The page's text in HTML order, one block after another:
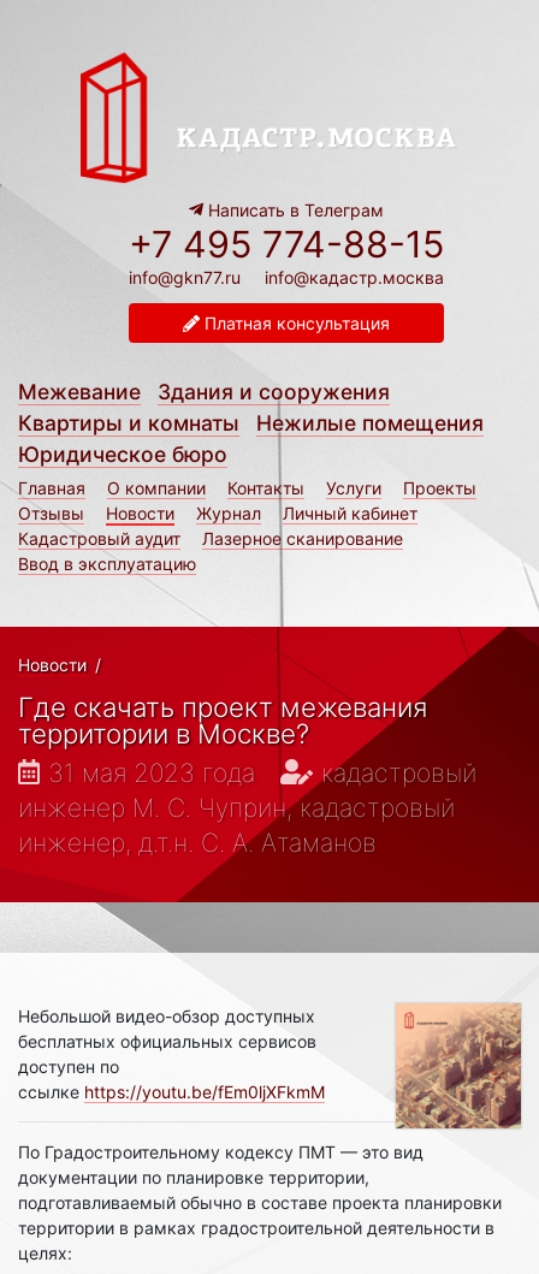
Написать в Телеграм
+7 495 774-88-15
info@gkn77.ru info@кадастр.москва
Платная консультация
Межевание
Здания и сооружения
Квартиры и комнаты
Нежилые помещения
Юридическое бюро
Главная О компании Контакты Услуги
Проекты
Отзывы
Новости Журнал
Личный кабинет
Кадастровый аудит
Лазерное сканирование
Ввод в эксплуатацию
Новости /
Где скачать проект межевания
территории в Москве?
31 мая 2023 года
кадастровый
инженер М. С. Чуприн, кадастровый
инженер, д.т.н. С. А. Атаманов
Небольшой видео-обзор доступных
бесплатных официальных сервисов
доступен по
ссылке https://youtu.be/fEm0ljXFkmM
По Градостроительному кодексу ПМТ — это вид
документации по планировке территории,
подготавливаемый обычно в составе проекта планировки
территории в рамках градостроительной деятельности в
целях: